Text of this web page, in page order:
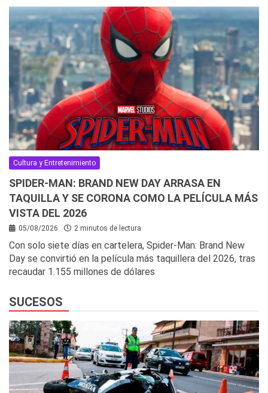
Cultura y Entretenimiento
SPIDER-MAN: BRAND NEW DAY ARRASA EN
TAQUILLA Y SE CORONA COMO LA PELÍCULA MÁS
VISTA DEL 2026
05/08/2026 2 minutos de lectura
Con solo siete días en cartelera, Spider-Man: Brand New
Day se convirtió en la película más taquillera del 2026, tras
recaudar 1.155 millones de dólares
SUCESOS